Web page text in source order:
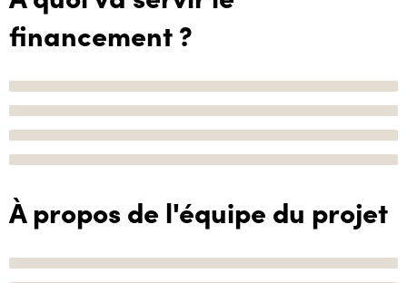
financement ?
À propos de l'équipe du projet